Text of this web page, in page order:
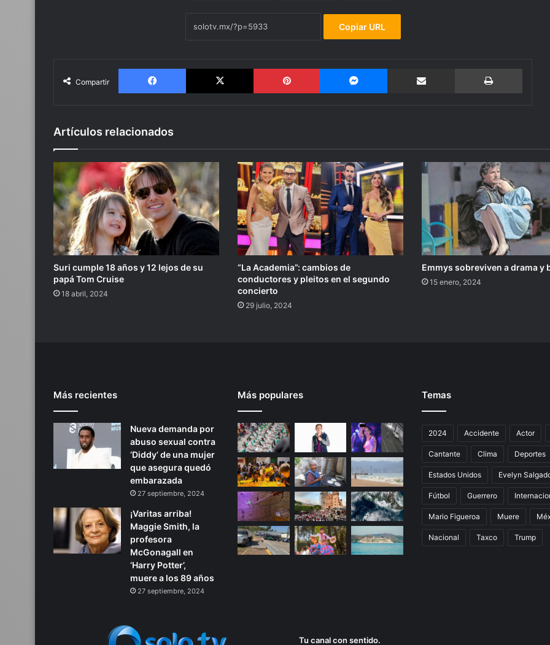
Copiar URL
Compartir
Facebook X Pinterest Messenger Compartir por email
Artículos relacionados
Suri cumple 18 años y 12 lejos de su
papá Tom Cruise
18 abril, 2024
“La Academia”: cambios de
conductores y pleitos en el segundo
concierto
29 julio, 2024
Emmys sobreviven a drama y
15 enero, 2024
Más recientes
Nueva demanda por
abuso sexual contra
‘Diddy’ de una mujer
que asegura quedó
embarazada
27 septiembre, 2024
¡Varitas arriba!
Maggie Smith, la
profesora
McGonagall en
‘Harry Potter’,
muere a los 89 años
27 septiembre, 2024
Más populares Temas
2024 Accidente Actor
Cantante Clima Deportes
Estados Unidos Evelyn
Fútbol Guerrero
Mario Figueroa Muere
Nacional Taxco Trump
Tu canal con sentido.